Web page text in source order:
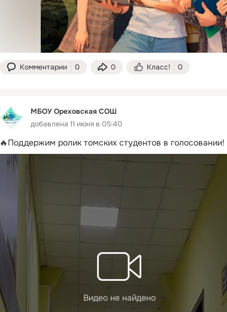
Комментарии 0 0 Класс! 0
МБОУ Ореховская СОШ
добавлена 11 июня в 05:40
🔥Поддержим ролик томских студентов в голосовании!
Видео не найдено